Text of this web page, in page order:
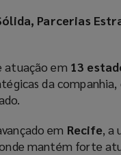
Parcerias
em 13
da
em Recife, a
mantém forte